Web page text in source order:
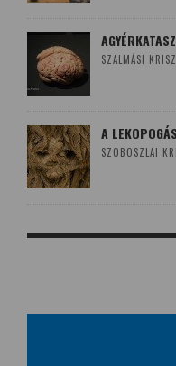
SZALMÁSI
A
SZOBOSZLAI